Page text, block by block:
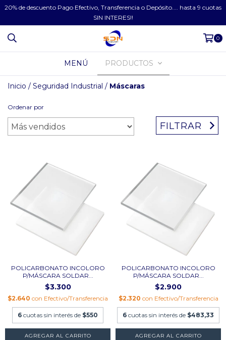
20% de descuento Pago Efectivo, Transferencia o Depósito.... hasta 9 cuotas
SIN INTERES!!
0
MENÚ PRODUCTOS
Inicio / Seguridad Industrial / Máscaras
Ordenar por
FILTRAR
POLICARBONATO INCOLORO
P/MÁSCARA SOLDAR...
$3.300
$2.640 con Efectivo/Transferencia
6 cuotas sin interés de $550
POLICARBONATO INCOLORO
P/MÁSCARA SOLDAR...
$2.900
$2.320 con Efectivo/Transferencia
6 cuotas sin interés de $483,33